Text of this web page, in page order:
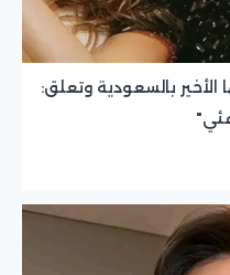
بالسعودية وتعلق: